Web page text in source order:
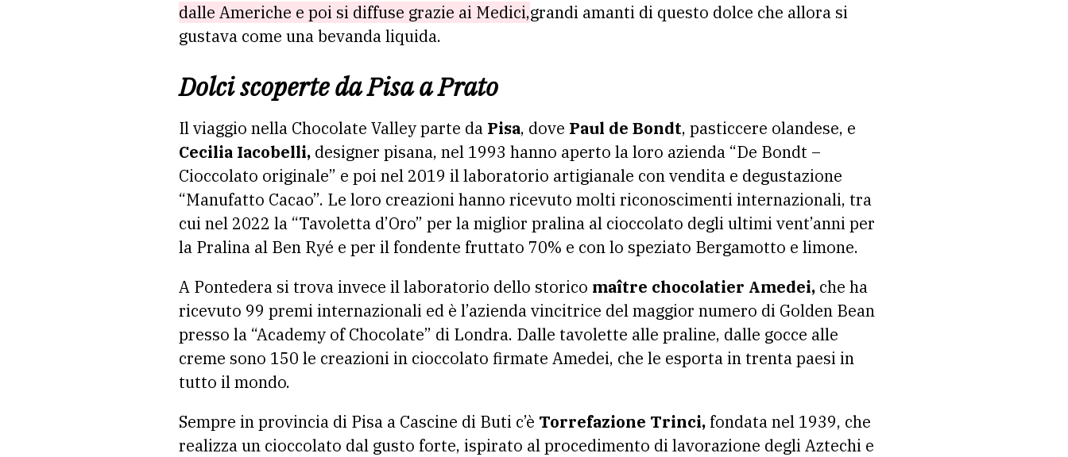
dalle Americhe e poi si diffuse grazie ai Medici,grandi amanti di questo dolce che allora si
gustava come una bevanda liquida.
Dolci scoperte da Pisa a Prato
Il viaggio nella Chocolate Valley parte da Pisa, dove Paul de Bondt, pasticcere olandese, e
Cecilia Iacobelli, designer pisana, nel 1993 hanno aperto la loro azienda “De Bondt –
Cioccolato originale” e poi nel 2019 il laboratorio artigianale con vendita e degustazione
“Manufatto Cacao”. Le loro creazioni hanno ricevuto molti riconoscimenti internazionali, tra
cui nel 2022 la “Tavoletta d’Oro” per la miglior pralina al cioccolato degli ultimi vent’anni per
la Pralina al Ben Ryé e per il fondente fruttato 70% e con lo speziato Bergamotto e limone.
A Pontedera si trova invece il laboratorio dello storico maître chocolatier Amedei, che ha
ricevuto 99 premi internazionali ed è l’azienda vincitrice del maggior numero di Golden Bean
presso la “Academy of Chocolate” di Londra. Dalle tavolette alle praline, dalle gocce alle
creme sono 150 le creazioni in cioccolato firmate Amedei, che le esporta in trenta paesi in
tutto il mondo.
Sempre in provincia di Pisa a Cascine di Buti c’è Torrefazione Trinci, fondata nel 1939, che
realizza un cioccolato dal gusto forte, ispirato al procedimento di lavorazione degli Aztechi e